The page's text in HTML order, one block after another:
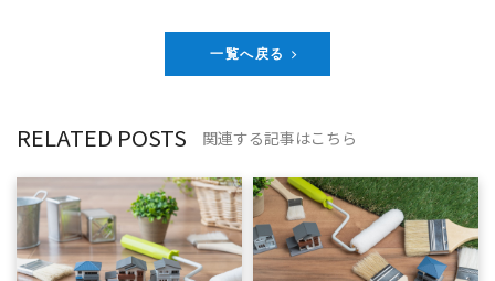
一覧へ戻る
RELATED POSTS 関連する記事はこちら